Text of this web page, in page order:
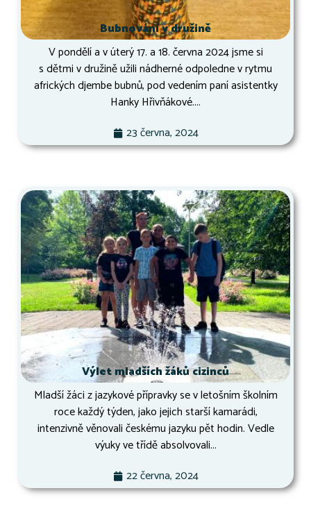
Bubnování v družině
V pondělí a v úterý 17. a 18. června 2024 jsme si
s dětmi v družině užili nádherné odpoledne v rytmu
afrických djembe bubnů, pod vedením paní asistentky
Hanky Hřivňákové....
23 června, 2024
Výlet mladších žáků cizinců
Mladší žáci z jazykové přípravky se v letošním školním
roce každý týden, jako jejich starší kamarádi,
intenzivně věnovali českému jazyku pět hodin. Vedle
výuky ve třídě absolvovali...
22 června, 2024